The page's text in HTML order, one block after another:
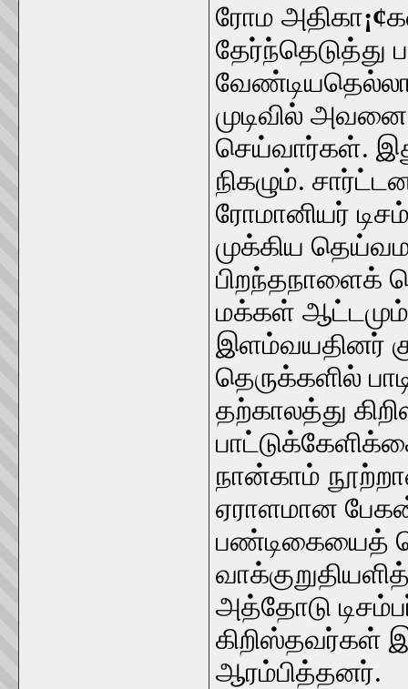
ரோம அதிகா¡¢
தேர்ந்தெடுத்து
முடிவில்
செய்வார்கள்.
நிகழும்.
ரோமானியர்
முக்கிய
பிறந்தநாளைக்
மக்கள் ஆட்டமும்
இளம்வயதினர்
தெருக்களில்
தற்காலத்து
நான்காம்
ஏராளமான
பண்டிகையைத்
அத்தோடு
கிறிஸ்தவர்கள்
ஆரம்பித்தனர்.